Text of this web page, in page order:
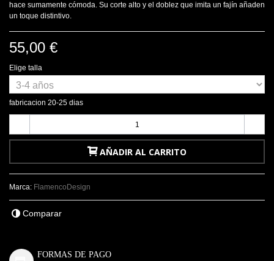
hace sumamente cómoda. Su corte alto y el doblez que imita un fajín añaden
un toque distintivo.
55,00 €
Elige talla
fabricacion 20-25 dias
AÑADIR AL CARRITO
Marca: FlamencoDesign
Comparar
FORMAS DE PAGO